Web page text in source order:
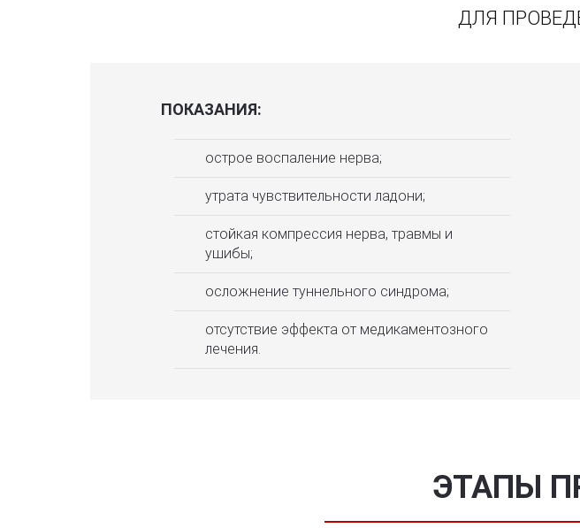
ДЛЯ
ПОКАЗАНИЯ:
острое воспаление нерва;
утрата чувствительности ладони;
стойкая компрессия нерва, травмы и
ушибы;
осложнение туннельного синдрома;
отсутствие эффекта от медикаментозного
лечения.
ЭТАПЫ